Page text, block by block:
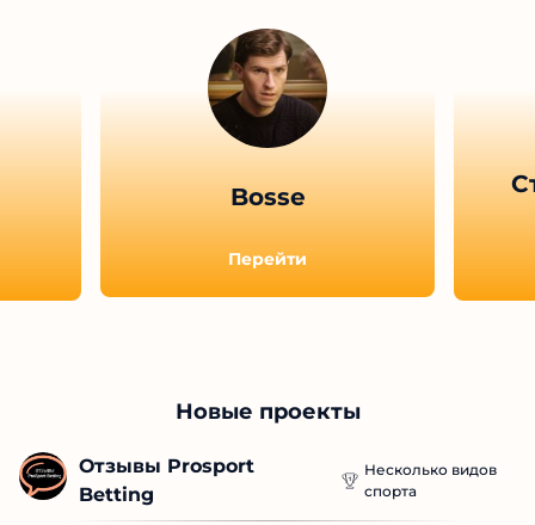
Bosse
Перейти
Новые проекты
Отзывы Prosport
Betting
Несколько видов
спорта